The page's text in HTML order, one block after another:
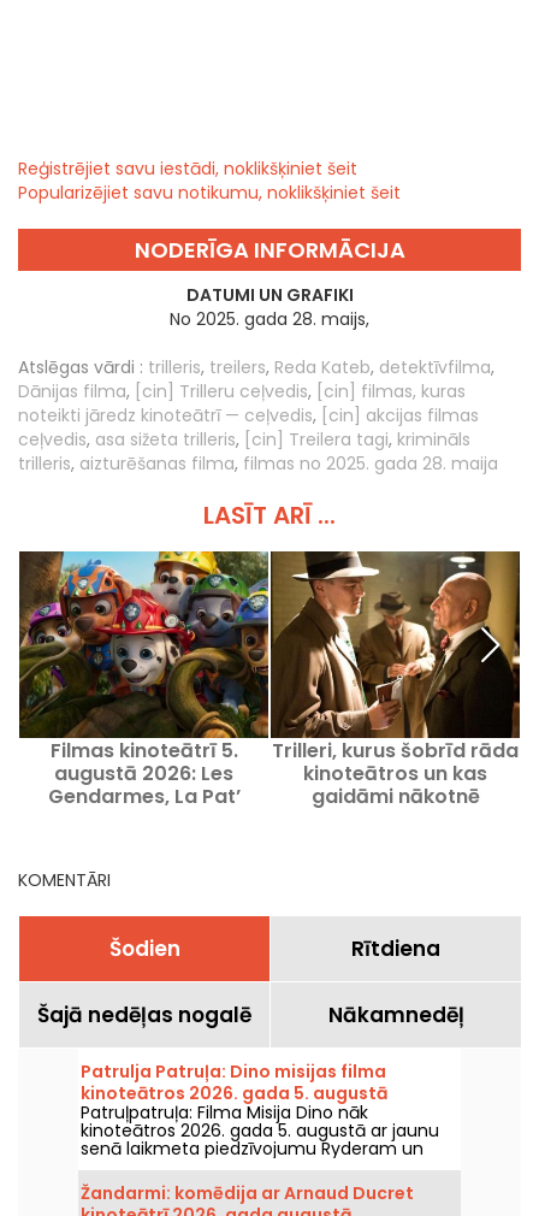
Reģistrējiet savu iestādi, noklikšķiniet šeit
Popularizējiet savu notikumu, noklikšķiniet šeit
NODERĪGA INFORMĀCIJA
DATUMI UN GRAFIKI
No 2025. gada 28. maijs,
Atslēgas vārdi : trilleris, treilers, Reda Kateb, detektīvfilma,
Dānijas filma, [cin] Trilleru ceļvedis, [cin] filmas, kuras
noteikti jāredz kinoteātrī — ceļvedis, [cin] akcijas filmas
ceļvedis, asa sižeta trilleris, [cin] Treilera tagi, krimināls
trilleris, aizturēšanas filma, filmas no 2025. gada 28. maija
LASĪT ARĪ ...
Filmas kinoteātrī 5.
augustā 2026: Les
Gendarmes, La Pat’
Trilleri, kurus šobrīd rāda
kinoteātros un kas
gaidāmi nākotnē
KOMENTĀRI
Šodien Rītdiena
Šajā nedēļas nogalē Nākamnedēļ
Patrulja Patruļa: Dino misijas filma
kinoteātros 2026. gada 5. augustā
Patruļpatruļa: Filma Misija Dino nāk
kinoteātros 2026. gada 5. augustā ar jaunu
senā laikmeta piedzīvojumu Ryderam un
viņa komandai.
Žandarmi: komēdija ar Arnaud Ducret